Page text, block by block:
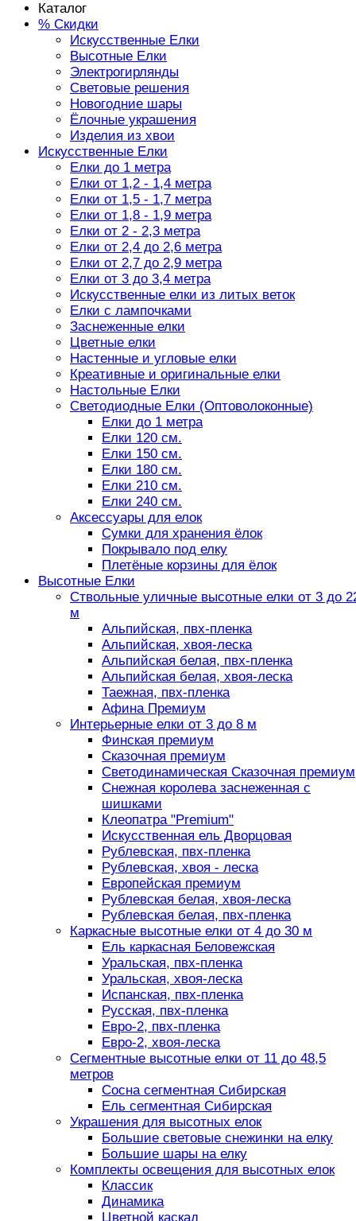
Каталог
% Скидки
Искусственные Елки
Высотные Елки
Электрогирлянды
Световые решения
Новогодние шары
Ёлочные украшения
Изделия из хвои
Искусственные Елки
Елки до 1 метра
Елки от 1,2 - 1,4 метра
Елки от 1,5 - 1,7 метра
Елки от 1,8 - 1,9 метра
Елки от 2 - 2,3 метра
Елки от 2,4 до 2,6 метра
Елки от 2,7 до 2,9 метра
Елки от 3 до 3,4 метра
Искусственные елки из литых веток
Елки с лампочками
Заснеженные елки
Цветные елки
Настенные и угловые елки
Креативные и оригинальные елки
Настольные Елки
Светодиодные Елки (Оптоволоконные)
Елки до 1 метра
Елки 120 см.
Елки 150 см.
Елки 180 см.
Елки 210 см.
Елки 240 см.
Аксессуары для елок
Сумки для хранения ёлок
Покрывало под елку
Плетёные корзины для ёлок
Высотные Елки
Ствольные уличные высотные елки от 3 до
м
Альпийская, пвх-пленка
Альпийская, хвоя-леска
Альпийская белая, пвх-пленка
Альпийская белая, хвоя-леска
Таежная, пвх-пленка
Афина Премиум
Интерьерные елки от 3 до 8 м
Финская премиум
Сказочная премиум
Светодинамическая Сказочная премиум
Снежная королева заснеженная с
шишками
Клеопатра "Premium"
Искусственная ель Дворцовая
Рублевская, пвх-пленка
Рублевская, хвоя - леска
Европейская премиум
Рублевская белая, хвоя-леска
Рублевская белая, пвх-пленка
Каркасные высотные елки от 4 до 30 м
Ель каркасная Беловежская
Уральская, пвх-пленка
Уральская, хвоя-леска
Испанская, пвх-пленка
Русская, пвх-пленка
Евро-2, пвх-пленка
Евро-2, хвоя-леска
Сегментные высотные елки от 11 до 48,5
метров
Сосна сегментная Сибирская
Ель сегментная Сибирская
Украшения для высотных елок
Большие световые снежинки на елку
Большие шары на елку
Комплекты освещения для высотных елок
Классик
Динамика
Цветной каскад